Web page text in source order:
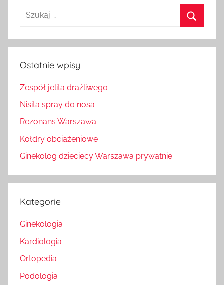
Szukaj:
Ostatnie wpisy
Zespół jelita drażliwego
Nisita spray do nosa
Rezonans Warszawa
Kołdry obciążeniowe
Ginekolog dziecięcy Warszawa prywatnie
Kategorie
Ginekologia
Kardiologia
Ortopedia
Podologia